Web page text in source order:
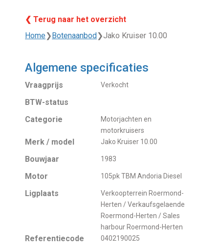
❮ Terug naar het overzicht
Home❯Botenaanbod❯Jako Kruiser 10.00
Algemene specificaties
Vraagprijs Verkocht
BTW-status
Categorie
Motorjachten en
motorkruisers
Merk / model Jako Kruiser 10.00
Bouwjaar 1983
Motor 105pk TBM Andoria Diesel
Ligplaats
Verkoopterrein Roermond-
Herten / Verkaufsgelaende
Roermond-Herten / Sales
harbour Roermond-Herten
Referentiecode 0402190025